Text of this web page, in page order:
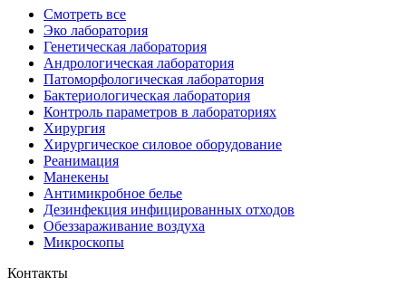
Смотреть все
Эко лаборатория
Генетическая лаборатория
Андрологическая лаборатория
Патоморфологическая лаборатория
Бактериологическая лаборатория
Контроль параметров в лабораториях
Хирургия
Хирургическое силовое оборудование
Реанимация
Манекены
Антимикробное белье
Дезинфекция инфицированных отходов
Обеззараживание воздуха
Микроскопы
Контакты